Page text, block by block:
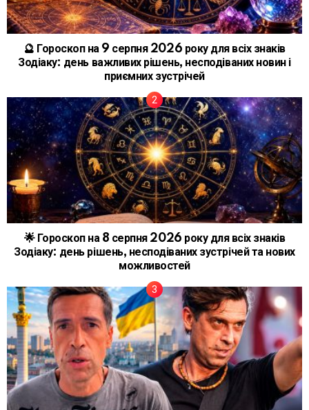
🔮 Гороскоп на 9 серпня 2026 року для всіх знаків
Зодіаку: день важливих рішень, несподіваних новин і
приємних зустрічей
🌟 Гороскоп на 8 серпня 2026 року для всіх знаків
Зодіаку: день рішень, несподіваних зустрічей та нових
можливостей